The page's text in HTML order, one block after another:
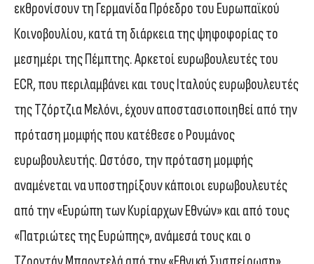
εκθρονίσουν τη Γερμανίδα Πρόεδρο του Ευρωπαϊκού
Κοινοβουλίου, κατά τη διάρκεια της ψηφοφορίας το
μεσημέρι της Πέμπτης. Αρκετοί ευρωβουλευτές του
ECR, που περιλαμβάνει και τους Ιταλούς ευρωβουλευτές
της Τζόρτζια Μελόνι, έχουν αποστασιοποιηθεί από την
πρόταση μομφής που κατέθεσε ο Ρουμάνος
ευρωβουλευτής. Ωστόσο, την πρόταση μομφής
αναμένεται να υποστηρίξουν κάποιοι ευρωβουλευτές
από την «Ευρώπη των Κυρίαρχων Εθνών» και από τους
«Πατριώτες της Ευρώπης», ανάμεσά τους και ο